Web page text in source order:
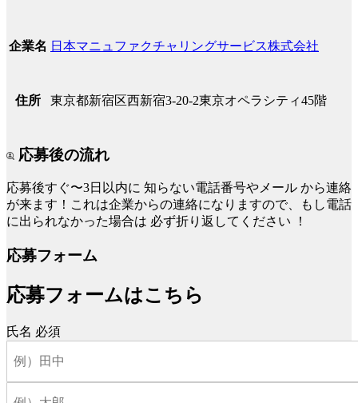
企業名 日本マニュファクチャリングサービス株式会社
住所 東京都新宿区西新宿3-20-2東京オペラシティ45階
応募後の流れ
応募後すぐ〜3日以内に 知らない電話番号やメール から連絡
が来ます！これは企業からの連絡になりますので、もし電話
に出られなかった場合は 必ず折り返してください ！
応募フォーム
応募フォームはこちら
氏名 必須